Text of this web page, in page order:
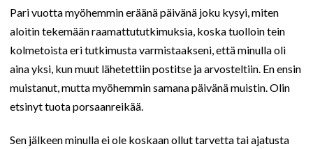
Pari vuotta myöhemmin eräänä päivänä joku kysyi, miten
aloitin tekemään raamattututkimuksia, koska tuolloin tein
kolmetoista eri tutkimusta varmistaakseni, että minulla oli
aina yksi, kun muut lähetettiin postitse ja arvosteltiin. En ensin
muistanut, mutta myöhemmin samana päivänä muistin. Olin
etsinyt tuota porsaanreikää.
Sen jälkeen minulla ei ole koskaan ollut tarvetta tai ajatusta